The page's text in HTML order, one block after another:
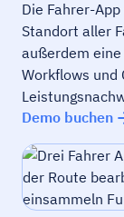
Die Fahrer-
Standort aller
außerdem
Workflows und
Demo buchen